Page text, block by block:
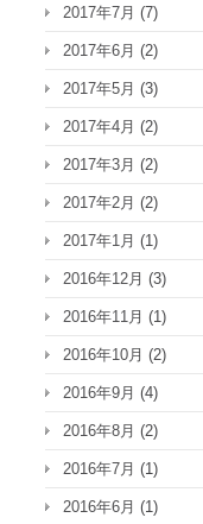
2017年7月 (7)
2017年6月 (2)
2017年5月 (3)
2017年4月 (2)
2017年3月 (2)
2017年2月 (2)
2017年1月 (1)
2016年12月 (3)
2016年11月 (1)
2016年10月 (2)
2016年9月 (4)
2016年8月 (2)
2016年7月 (1)
2016年6月 (1)